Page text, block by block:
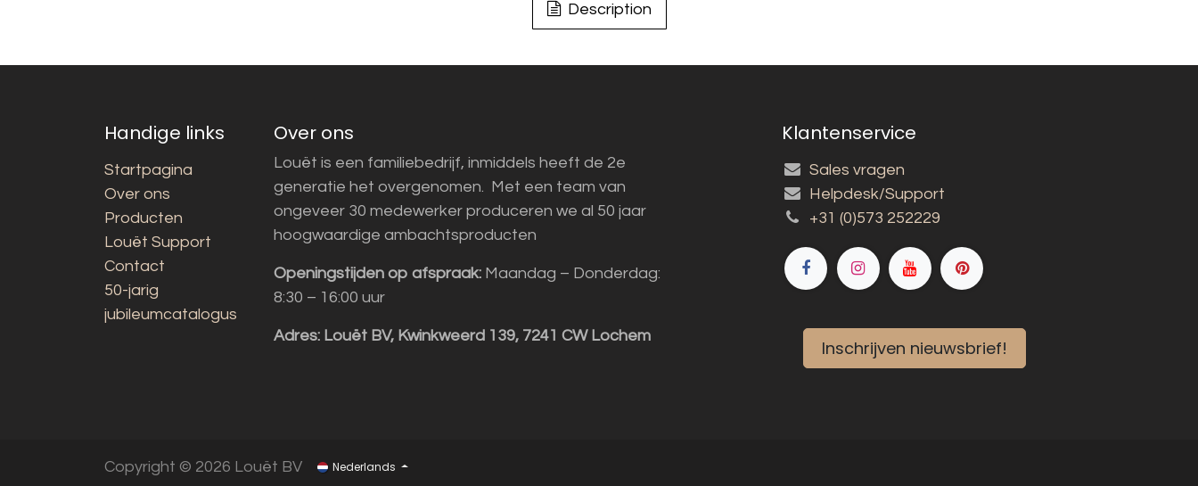
Description
Handige links
Startpagina
Over ons
Producten
Louët Support
Contact
50-jarig
jubileumcatalogus
Over ons
Louët is een familiebedrijf, inmiddels heeft de 2e
generatie het overgenomen. Met een team van
ongeveer 30 medewerker produceren we al 50 jaar
hoogwaardige ambachtsproducten
Openingstijden op afspraak: Maandag – Donderdag:
8:30 – 16:00 uur
Adres: Louët BV, Kwinkweerd 139, 7241 CW Lochem
Klantenservice
Sales vragen
Helpdesk/Support
+31 (0)573 252229
Inschrijven nieuwsbrief!
Copyright © 2026 Louët BV Nederlands